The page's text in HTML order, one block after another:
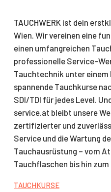
TAUCHWERK ist dein
Wien. Wir vereinen eine
einen umfangreichen
professionelle Service-
Tauchtechnik unter einem
spannende Tauchkurse
SDI/TDI für jedes Level.
service.at bleibt unsere
zertifizierter und
Service und die Wartung
Tauchausrüstung – vom
Tauchflaschen bis hin
TAUCHKURSE